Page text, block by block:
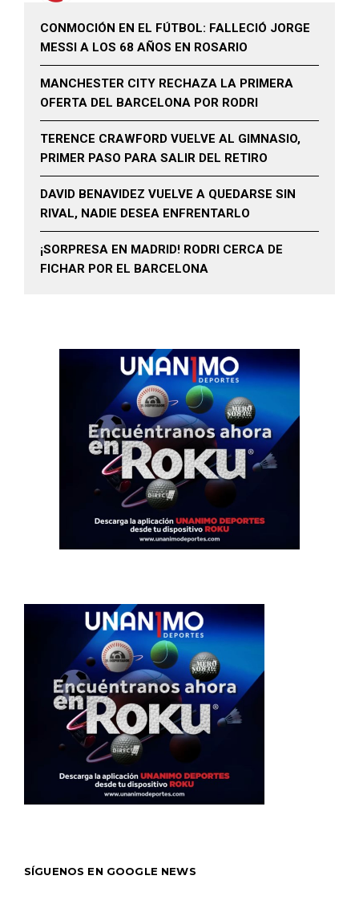
CONMOCIÓN EN EL FÚTBOL: FALLECIÓ JORGE
MESSI A LOS 68 AÑOS EN ROSARIO
MANCHESTER CITY RECHAZA LA PRIMERA
OFERTA DEL BARCELONA POR RODRI
TERENCE CRAWFORD VUELVE AL GIMNASIO,
PRIMER PASO PARA SALIR DEL RETIRO
DAVID BENAVIDEZ VUELVE A QUEDARSE SIN
RIVAL, NADIE DESEA ENFRENTARLO
¡SORPRESA EN MADRID! RODRI CERCA DE
FICHAR POR EL BARCELONA
SÍGUENOS EN GOOGLE NEWS